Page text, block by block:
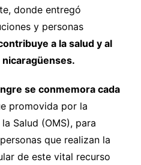
donde entregó
y personas
a la salud y al
se conmemora cada
promovida por la
Salud (OMS), para
que realizan la
de este vital recurso